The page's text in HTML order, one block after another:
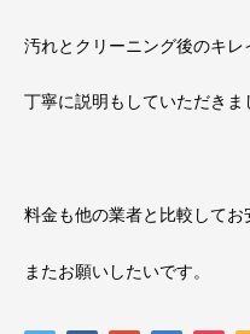
汚れとクリーニング後のキレ
丁寧に説明もしていただきま
料金も他の業者と比較してお
またお願いしたいです。